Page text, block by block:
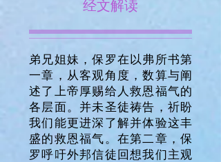
经文解读
弟兄姐妹，保罗在以弗所书第
一章，从客观角度，数算与阐
述了上帝厚赐给人救恩福气的
各层面。并未圣徒祷告，祈盼
我们能更进深了解并体验这丰
盛的救恩福气。在第二章，保
罗呼吁外邦信徒回想我们主观